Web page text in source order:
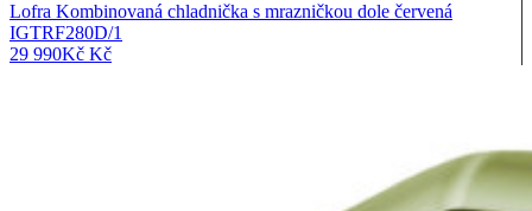
Lofra Kombinovaná chladnička s mrazničkou dole červená
IGTRF280D/1
29 990Kč Kč